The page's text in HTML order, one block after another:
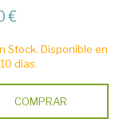
€
Stock. Disponible en
días.
COMPRAR